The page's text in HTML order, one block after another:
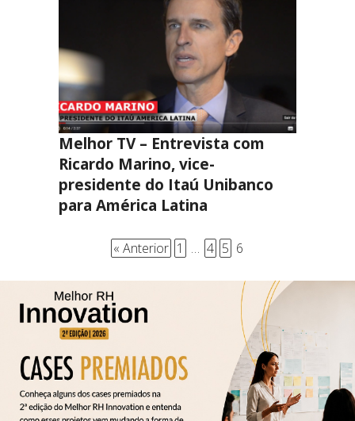
Melhor TV – Entrevista com
Ricardo Marino, vice-
presidente do Itaú Unibanco
para América Latina
« Anterior 1 … 4 5 6